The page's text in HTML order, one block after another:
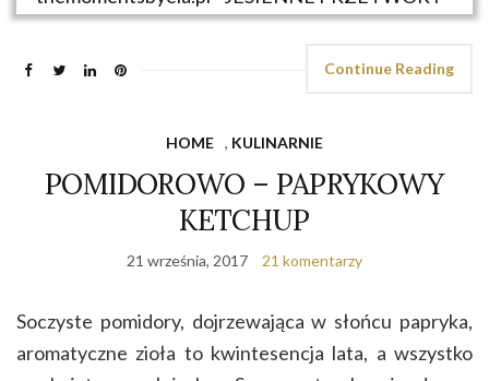
Continue Reading
HOME , KULINARNIE
POMIDOROWO – PAPRYKOWY
KETCHUP
21 września, 2017 21 komentarzy
Soczyste pomidory, dojrzewająca w słońcu papryka,
aromatyczne zioła to kwintesencja lata, a wszystko